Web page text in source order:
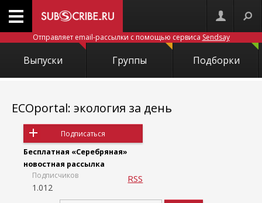
Отправляет email-рассылки с помощью сервиса Sendsay
Выпуски Группы Подборки
ECOportal: экология за день
Подписаться
Бесплатная «Серебряная»
новостная рассылка
Подписчиков
1.012
RSS